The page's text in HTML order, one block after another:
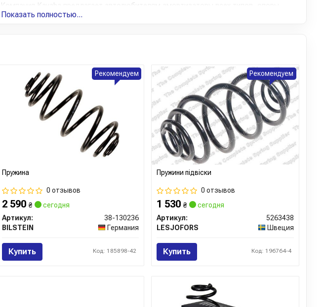
Компания Kayaba предлагает автолюбителям амортизаторы всех типов, опоры,
пружины и расходные материалы, такие как пыльники и отбойники амортизаторов.
Special, а владельцы европейских автомобилей всё чаще обращаются к продукции
серии Ultra SR.
Компания Kayaba известна своим качеством, однако продукция этого бренда часто
подделывается, поэтому при выборе амортизаторов, пружин, опор и расходников
важно внимательно проверять упаковку, маркировку и качество продукции. В нашем
магазине вы всегда можете быть уверены в оригинальности запчастей Kayaba, ведь
мы предлагаем только проверенную продукцию, которая соответствует высоким
Детальная информация про бренд
Сайт: https://kyb-europe.com/ukr/
Все запчасти KYB →
Показать полностью...
Пружина
0 отзывов
2 590 ₴
сегодня
Артикул:
38-130236
BILSTEIN
Германия
Купить Код: 185898-42
Рекомендуем
Пружини підвіски
0 отзывов
1 530₴
сегодня
Артикул:
5263438
LESJOFORS
Швеция
Купить Код: 196764-4
Рекомендуем